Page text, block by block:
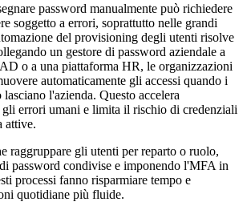
password manualmente può richiedere
soggetto a errori, soprattutto nelle grandi
del provisioning degli utenti risolve
un gestore di password aziendale a
o a una piattaforma HR, le organizzazioni
automaticamente gli accessi quando i
l'azienda. Questo accelera
errori umani e limita il rischio di credenziali
attive.
raggruppare gli utenti per reparto o ruolo,
password condivise e imponendo l'MFA in
processi fanno risparmiare tempo e
quotidiane più fluide.